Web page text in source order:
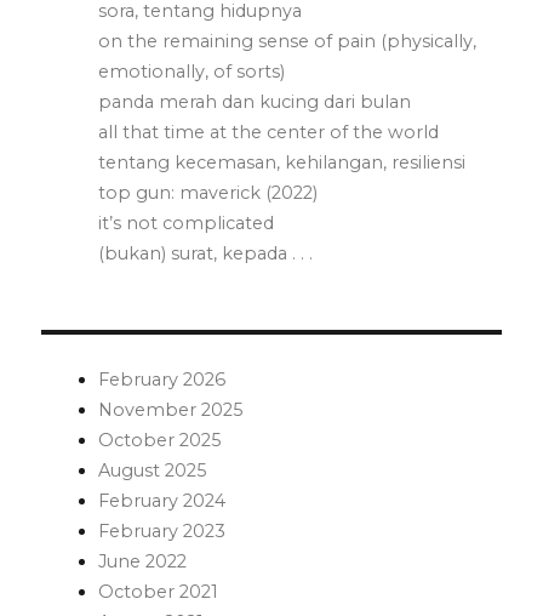
sora, tentang hidupnya
on the remaining sense of pain (physically,
emotionally, of sorts)
panda merah dan kucing dari bulan
all that time at the center of the world
tentang kecemasan, kehilangan, resiliensi
top gun: maverick (2022)
it’s not complicated
(bukan) surat, kepada . . .
February 2026
November 2025
October 2025
August 2025
February 2024
February 2023
June 2022
October 2021